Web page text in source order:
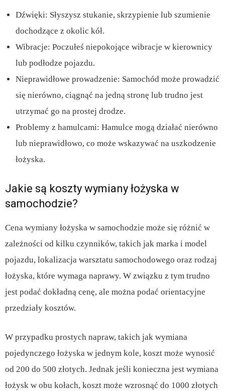
Dźwięki: Słyszysz stukanie, skrzypienie lub szumienie
dochodzące z okolic kół.
Wibracje: Poczułeś niepokojące wibracje w kierownicy
lub podłodze pojazdu.
Nieprawidłowe prowadzenie: Samochód może prowadzić
się nierówno, ciągnąć na jedną stronę lub trudno jest
utrzymać go na prostej drodze.
Problemy z hamulcami: Hamulce mogą działać nierówno
lub nieprawidłowo, co może wskazywać na uszkodzenie
łożyska.
Jakie są koszty wymiany łożyska w
samochodzie?
Cena wymiany łożyska w samochodzie może się różnić w
zależności od kilku czynników, takich jak marka i model
pojazdu, lokalizacja warsztatu samochodowego oraz rodzaj
łożyska, które wymaga naprawy. W związku z tym trudno
jest podać dokładną cenę, ale można podać orientacyjne
przedziały kosztów.
W przypadku prostych napraw, takich jak wymiana
pojedynczego łożyska w jednym kole, koszt może wynosić
od 200 do 500 złotych. Jednak jeśli konieczna jest wymiana
łożysk w obu kołach, koszt może wzrosnąć do 1000 złotych